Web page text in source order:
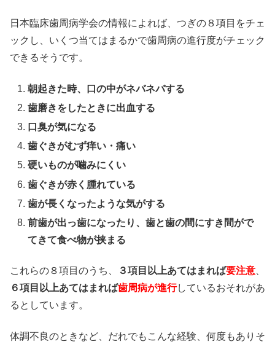
日本臨床歯周病学会の情報によれば、つぎの８項目をチェ
ックし、いくつ当てはまるかで歯周病の進行度がチェック
できるそうです。
朝起きた時、口の中がネバネバする
歯磨きをしたときに出血する
口臭が気になる
歯ぐきがむず痒い・痛い
硬いものが噛みにくい
歯ぐきが赤く腫れている
歯が長くなったような気がする
前歯が出っ歯になったり、歯と歯の間にすき間がで
てきて食べ物が挟まる
これらの８項目のうち、 ３項目以上あてはまれば要注意
６項目以上あてはまれば歯周病が進行しているおそれがあ
るとしています。
体調不良のときなど、だれでもこんな経験、何度もありそ